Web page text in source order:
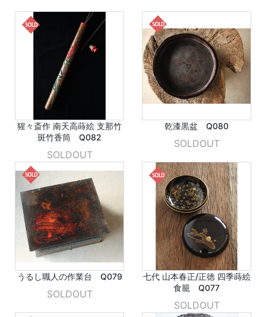
猩々斎作 南天高蒔絵 支那竹
斑竹香筒 Q082
SOLDOUT
乾漆黒盆 Q080
SOLDOUT
うるし職人の作業台 Q079
SOLDOUT
七代 山本春正/正徳 四季蒔絵
食籠 Q077
SOLDOUT